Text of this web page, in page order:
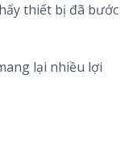
thiết bị đã bước
lại nhiều lợi